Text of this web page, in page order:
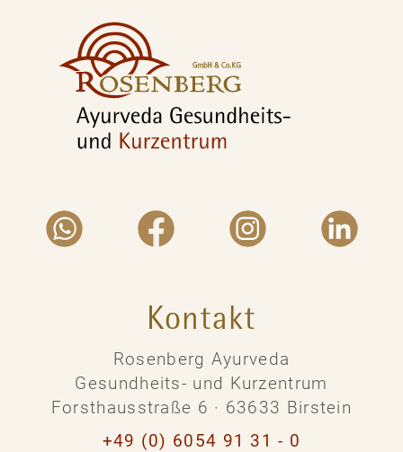
Kontakt
Rosenberg Ayurveda
Gesundheits- und Kurzentrum
Forsthausstraße 6 · 63633 Birstein
+49 (0) 6054 91 31 - 0